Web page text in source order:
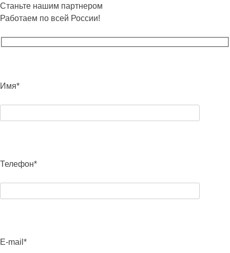
Станьте нашим партнером
Работаем по всей России!
Имя*
Телефон*
E-mail*